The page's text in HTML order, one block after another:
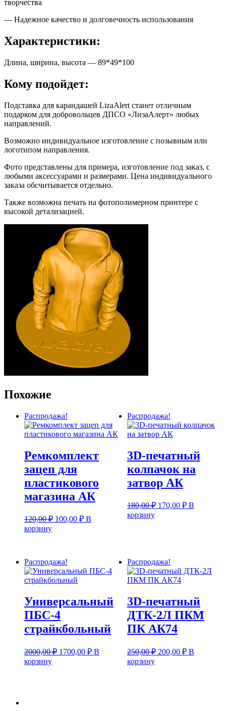
творчества
— Надежное качество и долговечность использования
Характеристики:
Длина, ширина, высота — 89*49*100
Кому подойдет:
Подставка для карандашей LizaAlert станет отличным
подарком для добровольцев ДПСО «ЛизаАлерт» любых
направлений.
Возможно индивидуальное изготовление с позывным или
логотипом направления.
Фото представлены для примера, изготовление под заказ, с
любыми аксессуарами и размерами. Цена индивидуального
заказа обсчитывается отдельно.
Также возможна печать на фотополимерном принтере с
высокой детализацией.
Похожие
Распродажа!
Ремкомплект
зацеп для
пластикового
магазина АК
120,00₽ Первоначальная
100,00 ₽Текущая
В
корзину
Распродажа!
3D-печатный
колпачок на
затвор АК
180,00₽ Первоначальная
170,00 ₽Текущая
В
корзину
Распродажа!
Универсальный
ПБС-4
страйкбольный
2000,00₽ Первоначальная
1700,00 ₽Текущая
В
корзину
Распродажа!
3D-печатный
ДТК-2Л ПКМ
ПК АК74
250,00₽ Первоначальная
200,00 ₽Текущая
В
корзину